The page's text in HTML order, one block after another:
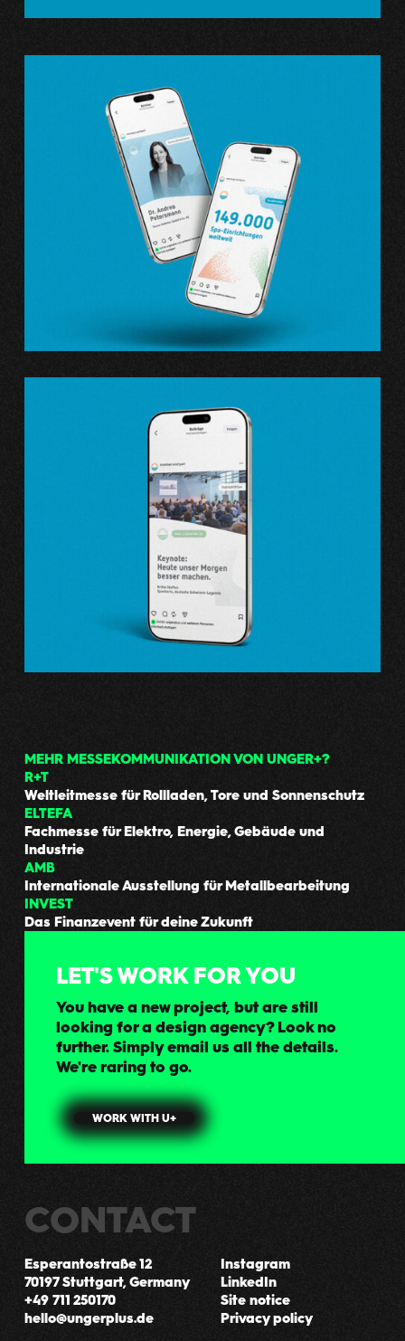
MEHR MESSEKOMMUNIKATION VON UNGER+?
R+T
Weltleitmesse für Rollladen, Tore und Sonnenschutz
ELTEFA
Fachmesse für Elektro, Energie, Gebäude und
Industrie
AMB
Internationale Ausstellung für Metallbearbeitung
INVEST
Das Finanzevent für deine Zukunft
LET'S WORK FOR YOU
You have a new project, but are still
looking for a design agency? Look no
further. Simply email us all the details.
We're raring to go.
WORK WITH U+
CONTACT
Esperantostraße 12
70197 Stuttgart, Germany
+49 711 250170
hello@ungerplus.de
Instagram
LinkedIn
Site notice
Privacy policy